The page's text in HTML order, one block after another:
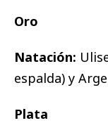
Oro
Natación:
espalda) y
Plata